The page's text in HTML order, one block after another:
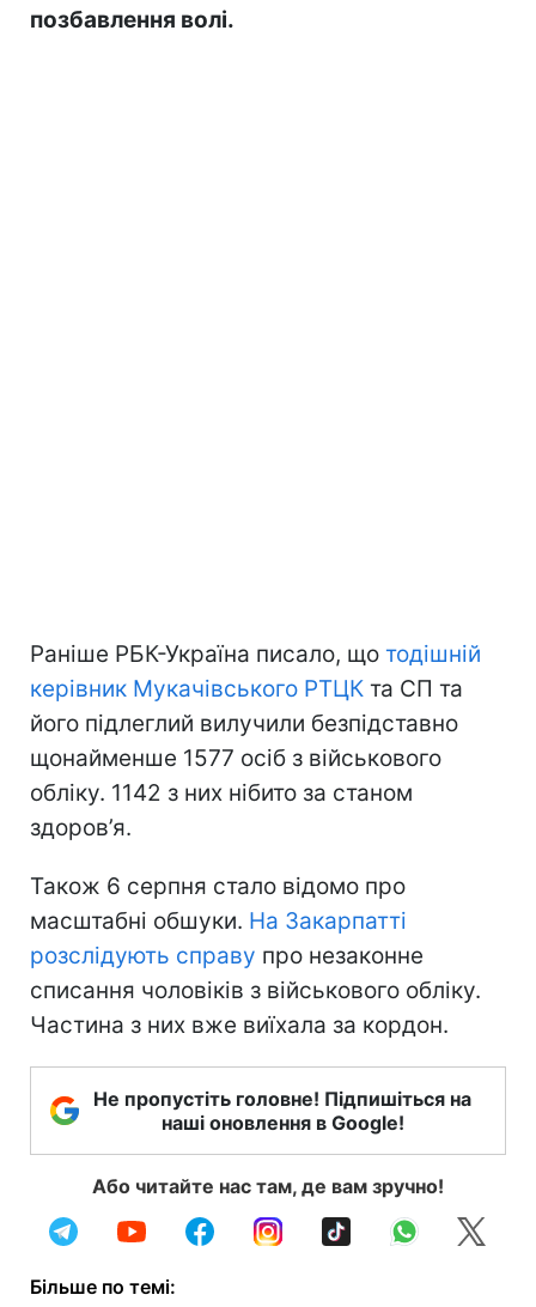
позбавлення волі.
Раніше РБК-Україна писало, що тодішній
керівник Мукачівського РТЦК та СП та
його підлеглий вилучили безпідставно
щонайменше 1577 осіб з військового
обліку. 1142 з них нібито за станом
здоров’я.
Також 6 серпня стало відомо про
масштабні обшуки. На Закарпатті
розслідують справу про незаконне
списання чоловіків з військового обліку.
Частина з них вже виїхала за кордон.
Не пропустіть головне! Підпишіться на
наші оновлення в Google!
Або читайте нас там, де вам зручно!
Більше по темі: